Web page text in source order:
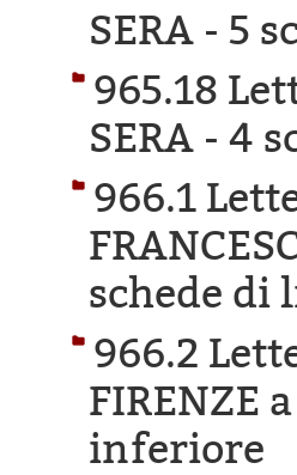
SERA - 5
965.18
SERA - 4
966.1
schede
966.2
FIRENZE
inferiore